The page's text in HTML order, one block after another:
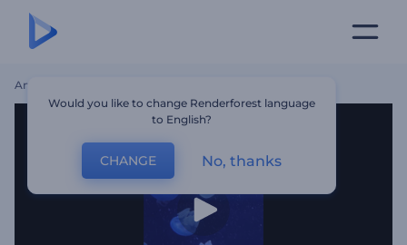
Ana Sayfa
Would you like to change Renderforest language
to English?
CHANGE No, thanks